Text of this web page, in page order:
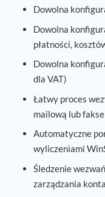
Dowolna
Dowolna
płatności,
Dowolna
dla VAT)
Łatwy proces
mailową lub
Automatyczne
wyliczeniami
Śledzenie
zarządzania